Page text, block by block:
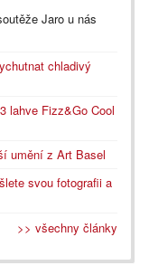
Jaro u nás
chladivý
lahve Fizz&Go Cool
umění z Art Basel
svou fotografii a
>> všechny články